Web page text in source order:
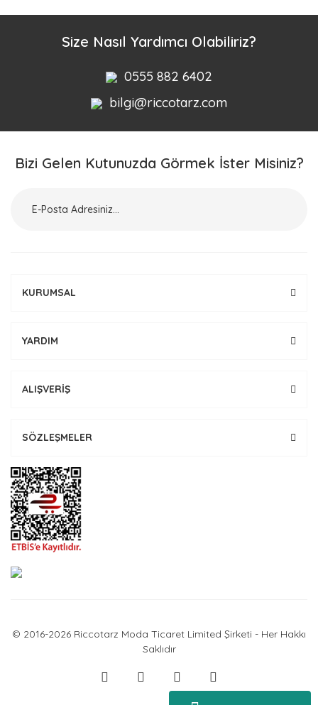
Size Nasıl Yardımcı Olabiliriz?
0555 882 6402
bilgi@riccotarz.com
Bizi Gelen Kutunuzda Görmek İster Misiniz?
KURUMSAL
YARDIM
ALIŞVERİŞ
SÖZLEŞMELER
© 2016-2026 Riccotarz Moda Ticaret Limited Şirketi - Her Hakkı
Saklıdır